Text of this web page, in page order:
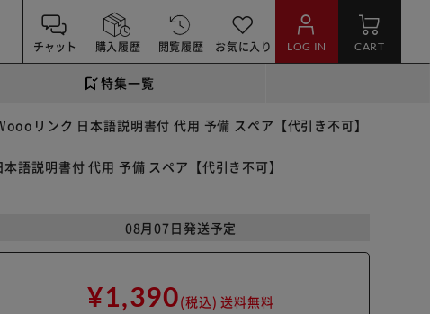
チャット 購入履歴 閲覧履歴 お気に入り LOG IN CART
特集一覧
リンク 日本語説明書付 代用 予備 スペア【代引き不可】
語説明書付 代用 予備 スペア【代引き不可】
08月07日発送予定
¥1,390(税込) 送料無料